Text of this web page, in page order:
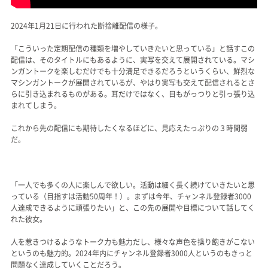
2024年1月21日に行われた断捨離配信の様子。
「こういった定期配信の種類を増やしていきたいと思っている」と話すこの
配信は、そのタイトルにもあるように、実写を交えて展開されている。マシ
ンガントークを楽しむだけでも十分満足できるだろうというくらい、鮮烈な
マシンガントークが展開されているが、やはり実写も交えて配信されるとさ
らに引き込まれるものがある。耳だけではなく、目もがっつりと引っ張り込
まれてしまう。
これから先の配信にも期待したくなるほどに、見応えたっぷりの３時間弱
だ。
「一人でも多くの人に楽しんで欲しい。活動は細く長く続けていきたいと思
っている（目指すは活動50周年！）。まずは今年、チャンネル登録者3000
人達成できるように頑張りたい」と、この先の展開や目標について話してく
れた彼女。
人を惹きつけるようなトーク力も魅力だし、様々な声色を操り飽きがこない
というのも魅力的。2024年内にチャンネル登録者3000人というのもきっと
問題なく達成していくことだろう。